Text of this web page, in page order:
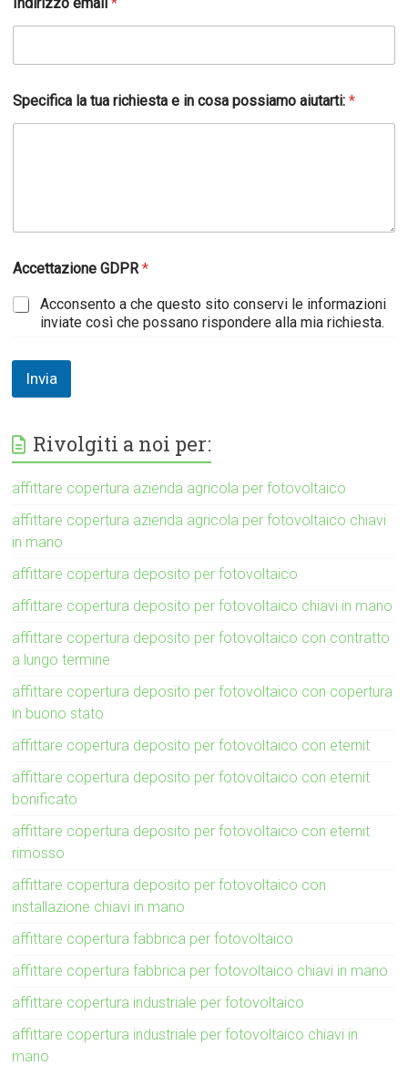
Specifica la tua richiesta e in cosa possiamo aiutarti:*
Accettazione GDPR*
Acconsento a che questo sito conservi le informazioni
inviate così che possano rispondere alla mia richiesta.
Invia
Rivolgiti a noi per:
affittare copertura azienda agricola per fotovoltaico
affittare copertura azienda agricola per fotovoltaico chiavi
in mano
affittare copertura deposito per fotovoltaico
affittare copertura deposito per fotovoltaico chiavi in mano
affittare copertura deposito per fotovoltaico con contratto
a lungo termine
affittare copertura deposito per fotovoltaico con copertura
in buono stato
affittare copertura deposito per fotovoltaico con eternit
affittare copertura deposito per fotovoltaico con eternit
bonificato
affittare copertura deposito per fotovoltaico con eternit
rimosso
affittare copertura deposito per fotovoltaico con
installazione chiavi in mano
affittare copertura fabbrica per fotovoltaico
affittare copertura fabbrica per fotovoltaico chiavi in mano
affittare copertura industriale per fotovoltaico
affittare copertura industriale per fotovoltaico chiavi in
mano